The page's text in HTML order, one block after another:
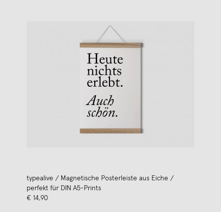
typealive / Magnetische Posterleiste aus Eiche /
perfekt für DIN A5-Prints
€ 14,90